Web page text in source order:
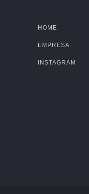
HOME
EMPRESA
INSTAGRAM